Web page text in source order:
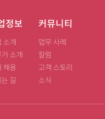
정보
소개
소개
채용
길
커뮤니티
업무 사례
칼럼
고객 스토리
소식